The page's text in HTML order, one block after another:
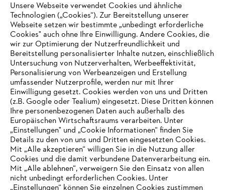
Zahlungsmöglichkeiten
Unternehmen
Online Shop
IHR BROWSER WIRD NICHT
Unsere Webseite verwendet Cookies und ähnliche
Technologien („Cookies“). Zur Bereitstellung unserer
Webseite setzen wir bestimmte „unbedingt erforderliche
Cookies" auch ohne Ihre Einwilligung. Andere Cookies, die
wir zur Optimierung der Nutzerfreundlichkeit und
Bereitstellung personalisierter Inhalte nutzen, einschließlich
Untersuchung von Nutzerverhalten, Werbeeffektivität,
Personalisierung von Werbeanzeigen und Erstellung
umfassender Nutzerprofile, werden nur mit Ihrer
Einwilligung gesetzt. Cookies werden von uns und Dritten
(z.B. Google oder Tealium) eingesetzt. Diese Dritten können
Ihre personenbezogenen Daten auch außerhalb des
Europäischen Wirtschaftsraums verarbeiten. Unter
„Einstellungen" und „Cookie Informationen“ finden Sie
Details zu den von uns und Dritten eingesetzten Cookies.
Mit „Alle akzeptieren“ willigen Sie in die Nutzung aller
Cookies und die damit verbundene Datenverarbeitung ein.
Mit „Alle ablehnen“, verweigern Sie den Einsatz von allen
nicht unbedingt erforderlichen Cookies. Unter